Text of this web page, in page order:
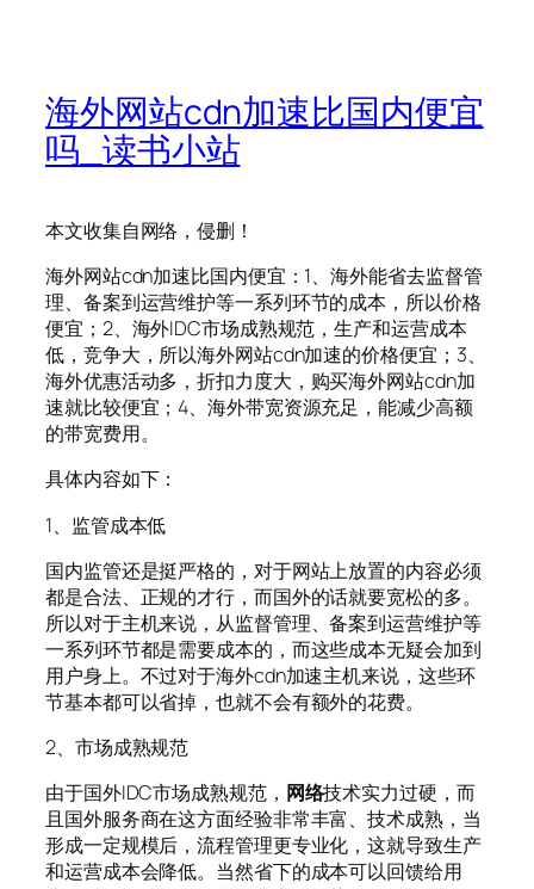
海外网站cdn加速比国内便宜
吗_读书小站
本文收集自网络，侵删！
海外网站cdn加速比国内便宜：1、海外能省去监督管
理、备案到运营维护等一系列环节的成本，所以价格
便宜；2、海外IDC市场成熟规范，生产和运营成本
低，竞争大，所以海外网站cdn加速的价格便宜；3、
海外优惠活动多，折扣力度大，购买海外网站cdn加
速就比较便宜；4、海外带宽资源充足，能减少高额
的带宽费用。
具体内容如下：
1、监管成本低
国内监管还是挺严格的，对于网站上放置的内容必须
都是合法、正规的才行，而国外的话就要宽松的多。
所以对于主机来说，从监督管理、备案到运营维护等
一系列环节都是需要成本的，而这些成本无疑会加到
用户身上。不过对于海外cdn加速主机来说，这些环
节基本都可以省掉，也就不会有额外的花费。
2、市场成熟规范
由于国外IDC市场成熟规范， 网络技术实力过硬，而
且国外服务商在这方面经验非常丰富、技术成熟，当
形成一定规模后，流程管理更专业化，这就导致生产
和运营成本会降低。当然省下的成本可以回馈给用